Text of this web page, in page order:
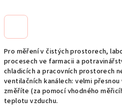
Pro měření v čistých prostorech,
procesech ve farmacii a
chladicích a pracovních prostorech
ventilačních kanálech: velmi
změříte (za pomocí vhodného
teplotu vzduchu.